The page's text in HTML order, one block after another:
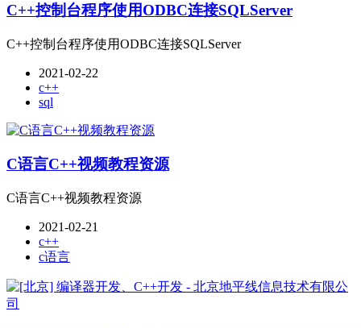
C++控制台程序使用ODBC连接SQLServer
C++控制台程序使用ODBC连接SQLServer
2021-02-22
c++
sql
C语言C++视频教程资源
C语言C++视频教程资源
2021-02-21
c++
c语言